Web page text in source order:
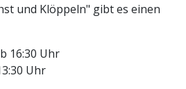
und Klöppeln" gibt es einen
16:30 Uhr
Uhr